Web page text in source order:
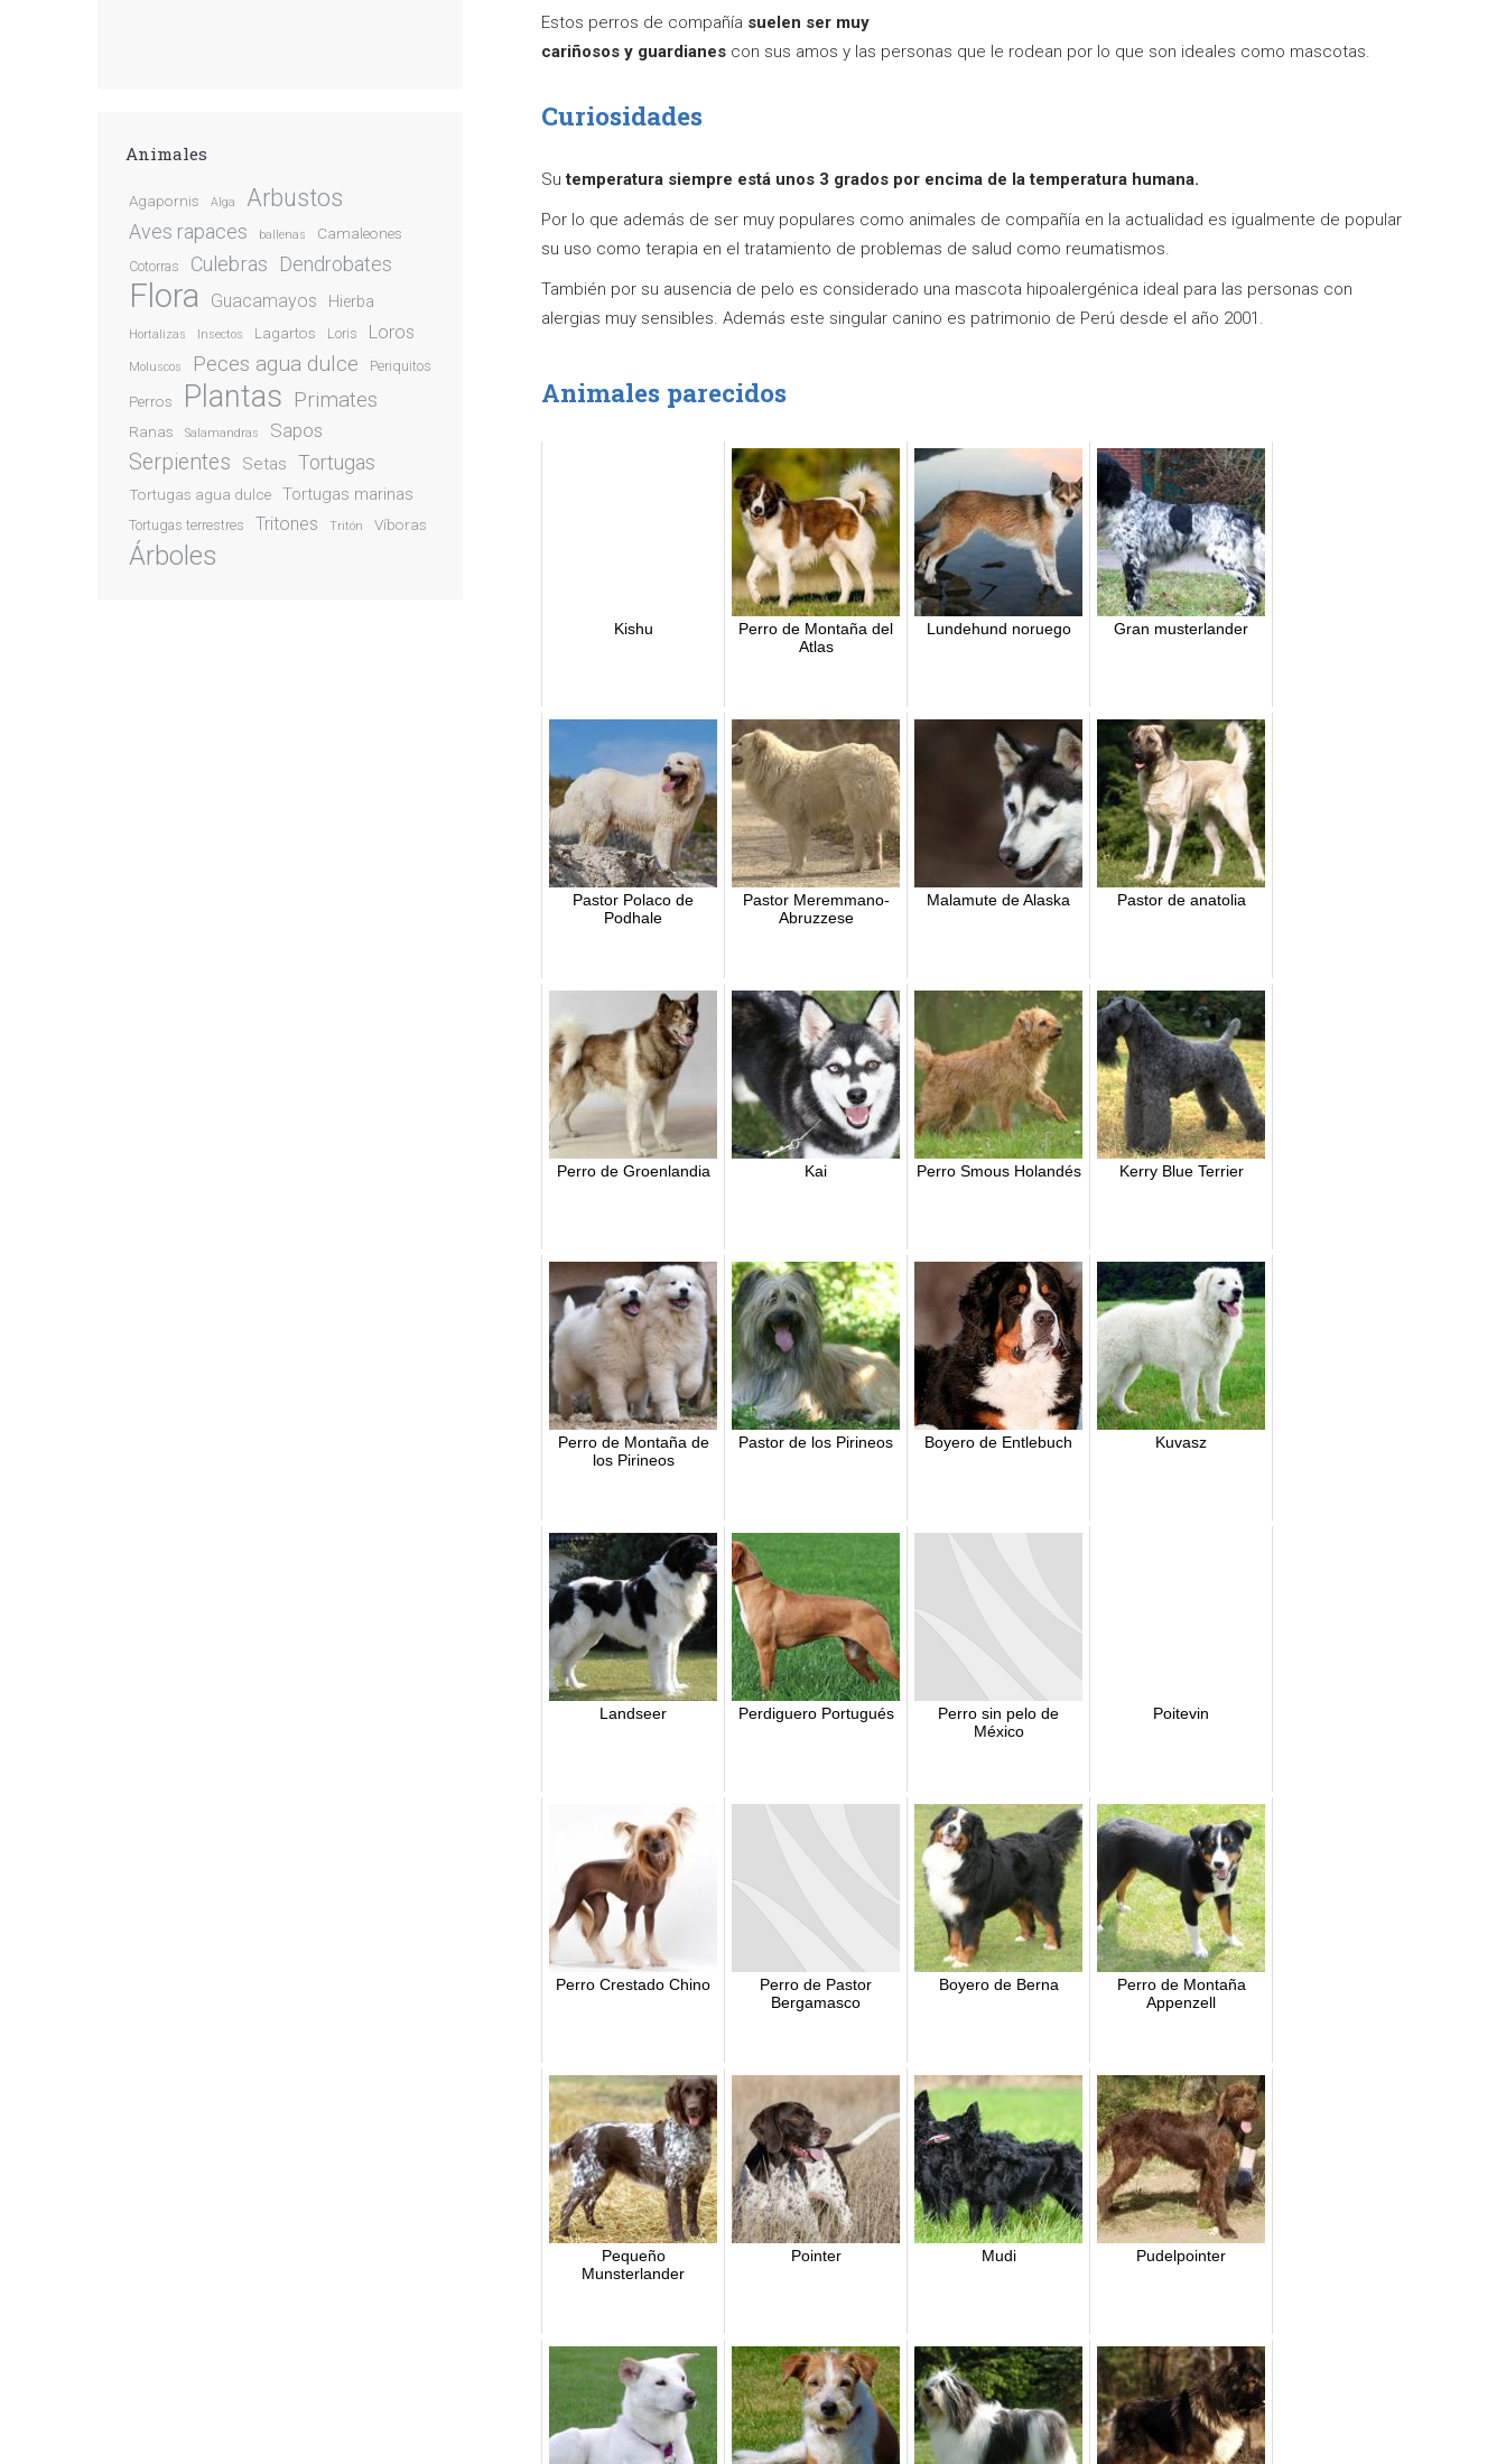
Estos perros de compañía suelen ser muy
cariñosos y guardianes con sus amos y las personas que le rodean por lo que son ideales como mascotas.
Curiosidades
Sutemperatura siempre está unos 3 grados por encima de la temperatura humana.
Por lo que además de ser muy populares como animales de compañía en la actualidad es igualmente de popular
su uso como terapia en el tratamiento de problemas de salud como reumatismos.
También por su ausencia de pelo es considerado una mascota hipoalergénica ideal para las personas con
alergias muy sensibles. Además este singular canino es patrimonio de Perú desde el año 2001.
Animales parecidos
Kishu
Perro de Montaña del
Atlas
Lundehund noruego Gran musterlander
Pastor Polaco de
Podhale
Pastor Meremmano-
Abruzzese
Malamute de Alaska Pastor de anatolia
Perro de Groenlandia Kai Perro Smous Holandés Kerry Blue Terrier
Perro de Montaña de
los Pirineos
Pastor de los Pirineos Boyero de Entlebuch Kuvasz
Landseer Perdiguero Portugués
Perro sin pelo de
México
Poitevin
Perro Crestado Chino
Perro de Pastor
Bergamasco
Boyero de Berna
Perro de Montaña
Appenzell
Pequeño
Munsterlander
Pointer Mudi Pudelpointer
Animales
Agapornis Alga Arbustos
Aves rapaces ballenas Camaleones
Cotorras Culebras Dendrobates
Flora Guacamayos Hierba
Hortalizas Insectos Lagartos Loris Loros
Moluscos Peces agua dulce Periquitos
Perros Plantas Primates
Ranas Salamandras Sapos
Serpientes Setas Tortugas
Tortugas agua dulce Tortugas marinas
Tortugas terrestres Tritones Tritón Víboras
Árboles